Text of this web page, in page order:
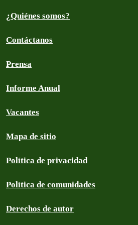
¿Quiénes somos?
Contáctanos
Prensa
Informe Anual
Vacantes
Mapa de sitio
Política de privacidad
Política de comunidades
Derechos de autor